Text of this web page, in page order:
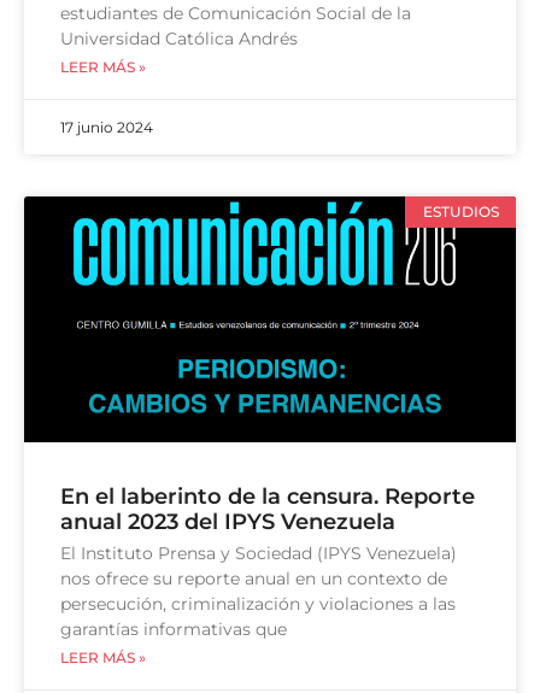
estudiantes de Comunicación Social de la
Universidad Católica Andrés
LEER MÁS »
17 junio 2024
ESTUDIOS
En el laberinto de la censura. Reporte
anual 2023 del IPYS Venezuela
El Instituto Prensa y Sociedad (IPYS Venezuela)
nos ofrece su reporte anual en un contexto de
persecución, criminalización y violaciones a las
garantías informativas que
LEER MÁS »